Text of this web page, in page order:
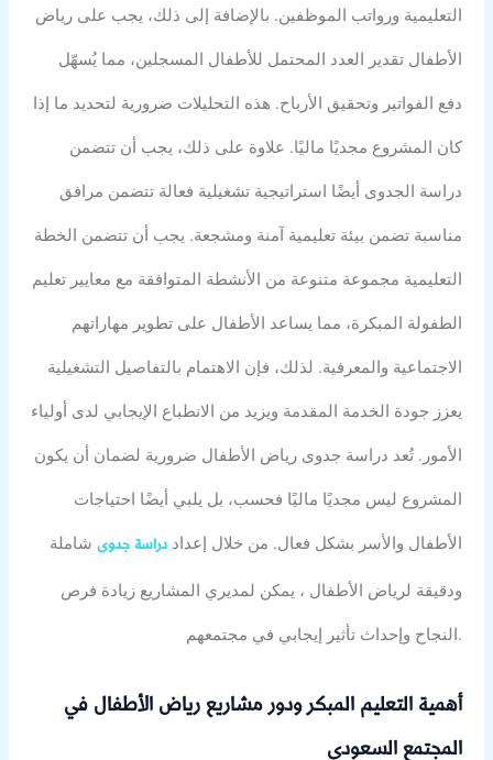
التعليمية ورواتب الموظفين. بالإضافة إلى ذلك، يجب على رياض
الأطفال تقدير العدد المحتمل للأطفال المسجلين، مما يُسهّل
دفع الفواتير وتحقيق الأرباح. هذه التحليلات ضرورية لتحديد ما إذا
كان المشروع مجديًا ماليًا. علاوة على ذلك، يجب أن تتضمن
دراسة الجدوى أيضًا استراتيجية تشغيلية فعالة تتضمن مرافق
مناسبة تضمن بيئة تعليمية آمنة ومشجعة. يجب أن تتضمن الخطة
التعليمية مجموعة متنوعة من الأنشطة المتوافقة مع معايير تعليم
الطفولة المبكرة، مما يساعد الأطفال على تطوير مهاراتهم
الاجتماعية والمعرفية. لذلك، فإن الاهتمام بالتفاصيل التشغيلية
يعزز جودة الخدمة المقدمة ويزيد من الانطباع الإيجابي لدى أولياء
الأمور. تُعد دراسة جدوى رياض الأطفال ضرورية لضمان أن يكون
المشروع ليس مجديًا ماليًا فحسب، بل يلبي أيضًا احتياجات
الأطفال والأسر بشكل فعال. من خلال إعداد دراسة جدوىشاملة
ودقيقة لرياض الأطفال ، يمكن لمديري المشاريع زيادة فرص
النجاح وإحداث تأثير إيجابي في مجتمعهم.
أهمية التعليم المبكر ودور مشاريع رياض الأطفال في
المجتمع السعودي